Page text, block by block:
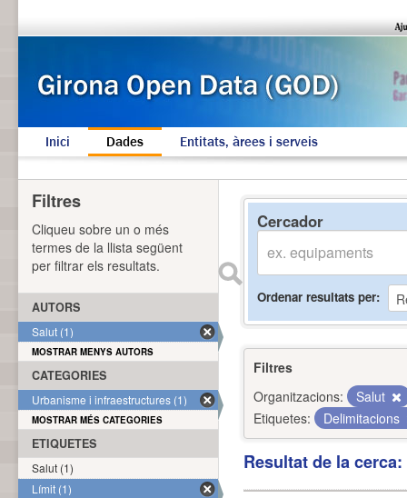
Inici Dades Entitats, àrees i serveis
Cercador
Ordenar resultats per
Filtres
Organitzacions:
Salut
Etiquetes:
Delimitacions
Resultat de la
Filtres
Cliqueu sobre un o més
termes de la llista següent
per filtrar els resultats.
AUTORS
Salut (1)
MOSTRAR MENYS AUTORS
CATEGORIES
Urbanisme i infraestructures (1)
MOSTRAR MÉS CATEGORIES
ETIQUETES
Salut (1)
Límit (1)